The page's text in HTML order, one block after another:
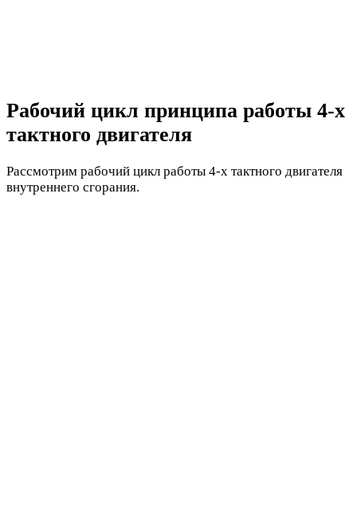
Рабочий цикл принципа работы 4-х
тактного двигателя
Рассмотрим рабочий цикл работы 4-х тактного двигателя
внутреннего сгорания.